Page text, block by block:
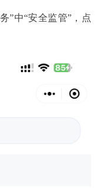
”中“安全监管”，点